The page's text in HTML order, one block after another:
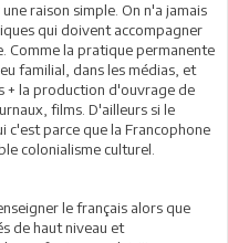
raison simple. On n'a jamais
qui doivent accompagner
Comme la pratique permanente
familial, dans les médias, et
+ la production d'ouvrage de
films. D'ailleurs si le
c'est parce que la Francophone
colonialisme culturel.
le français alors que
de haut niveau et